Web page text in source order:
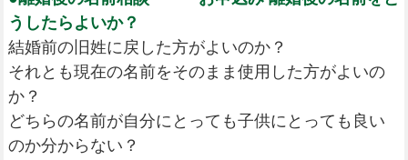
うしたらよいか？
結婚前の旧姓に戻した方がよいのか？
それとも現在の名前をそのまま使用した方がよいの
か？
どちらの名前が自分にとっても子供にとっても良い
のか分からない？